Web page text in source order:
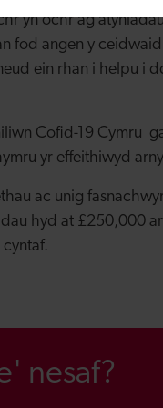
yn ochr ag
fod angen y
ein rhan i helpu i
Cofid-19 Cymru
yr effeithiwyd
ac unig
hyd at £250,000
nesaf?